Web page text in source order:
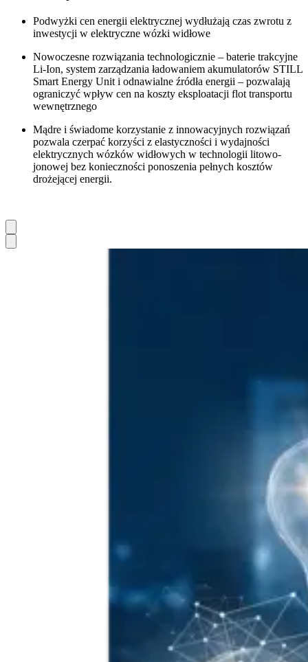
Podwyżki cen energii elektrycznej wydłużają czas zwrotu z
inwestycji w elektryczne wózki widłowe
Nowoczesne rozwiązania technologicznie – baterie trakcyjne
Li-Ion, system zarządzania ładowaniem akumulatorów STILL
Smart Energy Unit i odnawialne źródła energii – pozwalają
ograniczyć wpływ cen na koszty eksploatacji flot transportu
wewnętrznego
Mądre i świadome korzystanie z innowacyjnych rozwiązań
pozwala czerpać korzyści z elastyczności i wydajności
elektrycznych wózków widłowych w technologii litowo-
jonowej bez konieczności ponoszenia pełnych kosztów
drożejącej energii.